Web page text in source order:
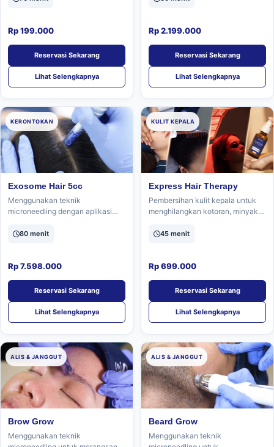
Rp 199.000
Reservasi Sekarang
Lihat Selengkapnya
Rp 2.199.000
Reservasi Sekarang
Lihat Selengkapnya
KERONTOKAN
Exosome Hair 5cc
Menggunakan teknik
microneedling dengan aplikasi
merangsang pertumbuhan rambut,
80 menit
Rp 7.598.000
Reservasi Sekarang
Lihat Selengkapnya
KULIT KEPALA
Express Hair Therapy
Pembersihan kulit kepala untuk
menghilangkan kotoran, minyak
kesehatan kulit kepala dan folikel
45 menit
Rp 699.000
Reservasi Sekarang
Lihat Selengkapnya
ALIS & JANGGUT
Brow Grow
Menggunakan teknik
ALIS & JANGGUT
Beard Grow
Menggunakan teknik